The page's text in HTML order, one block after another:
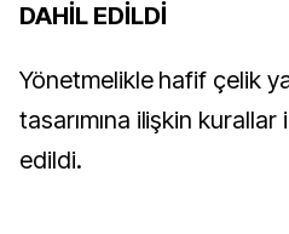
DAHİL EDİLDİ
Yönetmelikle hafif çelik
tasarımına ilişkin
edildi.